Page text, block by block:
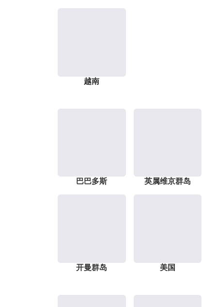
越南
巴巴多斯 英属维京群岛
开曼群岛 美国